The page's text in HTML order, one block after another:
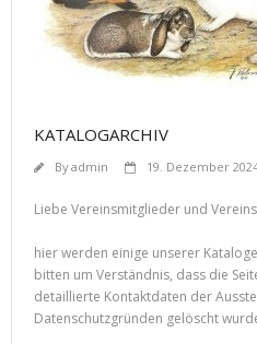
KATALOGARCHIV
Byadmin 19. Dezember
Liebe Vereinsmitglieder und
hier werden einige unserer
bitten um Verständnis, dass die
detaillierte Kontaktdaten der
Datenschutzgründen gelöscht